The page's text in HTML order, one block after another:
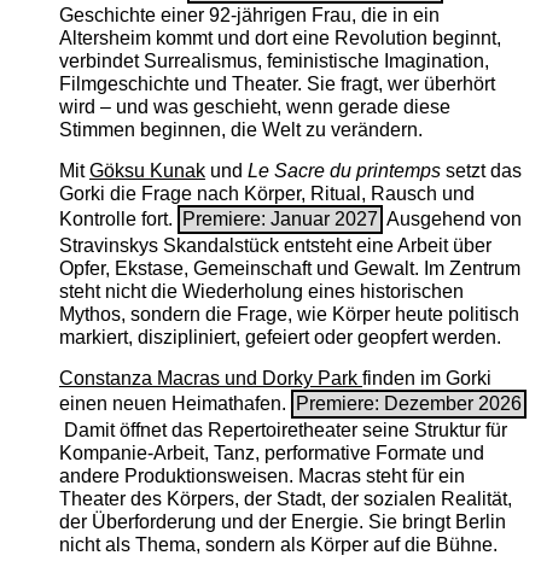
Geschichte einer 92-jährigen Frau, die in ein
Altersheim kommt und dort eine Revolution beginnt,
verbindet Surrealismus, feministische Imagination,
Filmgeschichte und Theater. Sie fragt, wer überhört
wird – und was geschieht, wenn gerade diese
Stimmen beginnen, die Welt zu verändern.
MitGöksu Kunakund Le Sacre du printempssetzt das
Gorki die Frage nach Körper, Ritual, Rausch und
Kontrolle fort.
Premiere: Januar 2027 Ausgehend von
Stravinskys Skandalstück entsteht eine Arbeit über
Opfer, Ekstase, Gemeinschaft und Gewalt. Im Zentrum
steht nicht die Wiederholung eines historischen
Mythos, sondern die Frage, wie Körper heute politisch
markiert, diszipliniert, gefeiert oder geopfert werden.
Constanza Macras und Dorky Park finden im Gorki
einen neuen Heimathafen.
Premiere: Dezember 2026
Damit öffnet das Repertoiretheater seine Struktur für
Kompanie-Arbeit, Tanz, performative Formate und
andere Produktionsweisen. Macras steht für ein
Theater des Körpers, der Stadt, der sozialen Realität,
der Überforderung und der Energie. Sie bringt Berlin
nicht als Thema, sondern als Körper auf die Bühne.